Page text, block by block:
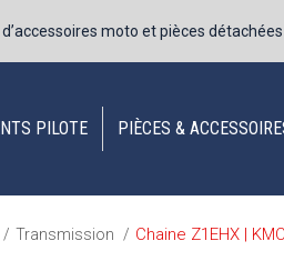
moto et pièces détachées
PILOTE PIÈCES &
/ Transmission / Chaine Z1EHX | KMC